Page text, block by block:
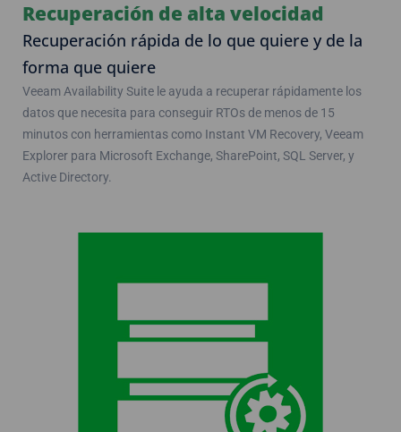
Recuperación de alta velocidad
Recuperación rápida de lo que quiere y de la
forma que quiere
Veeam Availability Suite le ayuda a recuperar rápidamente los
datos que necesita para conseguir RTOs de menos de 15
minutos con herramientas como Instant VM Recovery, Veeam
Explorer para Microsoft Exchange, SharePoint, SQL Server, y
Active Directory.